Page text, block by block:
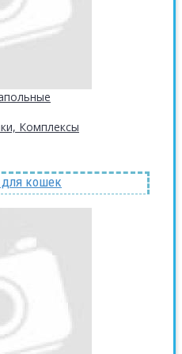
Комплексы
кошек